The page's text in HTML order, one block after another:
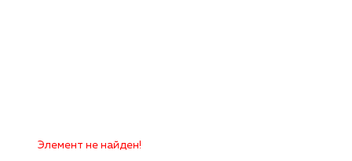
Элемент не найден!